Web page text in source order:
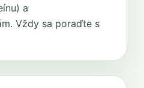
a
Vždy sa poraďte s